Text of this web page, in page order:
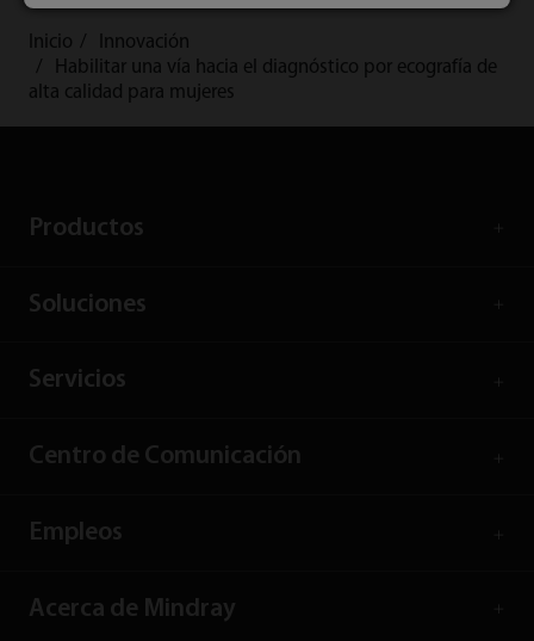
Inicio
Innovación
Habilitar una vía hacia el diagnóstico por ecografía de
alta calidad para mujeres
Productos
Soluciones
Servicios
Centro de Comunicación
Empleos
Acerca de Mindray